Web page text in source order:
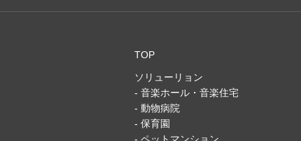
TOP
ソリューリョン
- 音楽ホール・音楽住宅
- 動物病院
- 保育園